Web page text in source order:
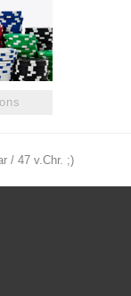
/ 47 v.Chr. ;)